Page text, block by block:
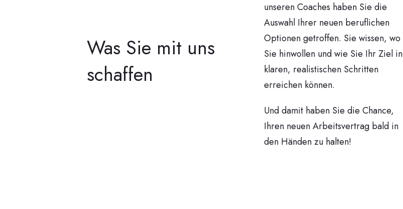
Was Sie mit uns
schaffen
unseren Coaches haben Sie die
Auswahl Ihrer neuen beruflichen
Optionen getroffen. Sie wissen, wo
Sie hinwollen und wie Sie Ihr Ziel in
klaren, realistischen Schritten
erreichen können.
Und damit haben Sie die Chance,
Ihren neuen Arbeitsvertrag bald in
den Händen zu halten!